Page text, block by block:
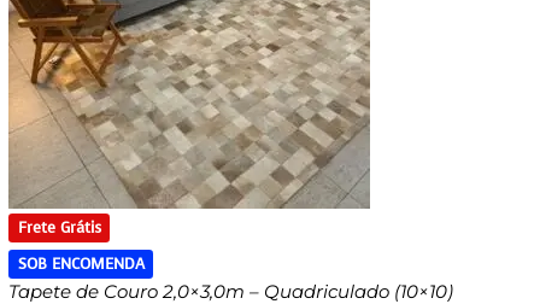
Frete Grátis
SOB ENCOMENDA
Tapete de Couro 2,0×3,0m – Quadriculado (10×10)